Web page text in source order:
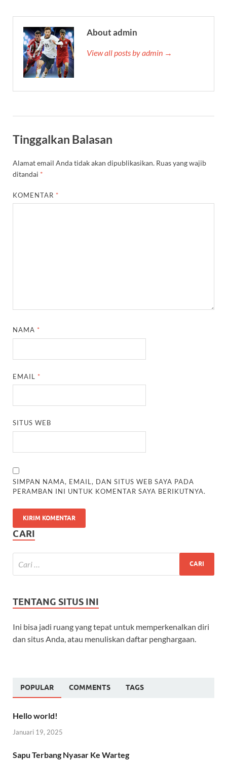
About admin
View all posts by admin →
Tinggalkan Balasan
Alamat email Anda tidak akan dipublikasikan. Ruas yang wajib
ditandai *
KOMENTAR *
NAMA *
EMAIL *
SITUS WEB
SIMPAN NAMA, EMAIL, DAN SITUS WEB SAYA PADA
PERAMBAN INI UNTUK KOMENTAR SAYA BERIKUTNYA.
CARI
TENTANG SITUS INI
Ini bisa jadi ruang yang tepat untuk memperkenalkan diri
dan situs Anda, atau menuliskan daftar penghargaan.
POPULAR COMMENTS TAGS
Hello world!
Januari 19, 2025
Sapu Terbang Nyasar Ke Warteg